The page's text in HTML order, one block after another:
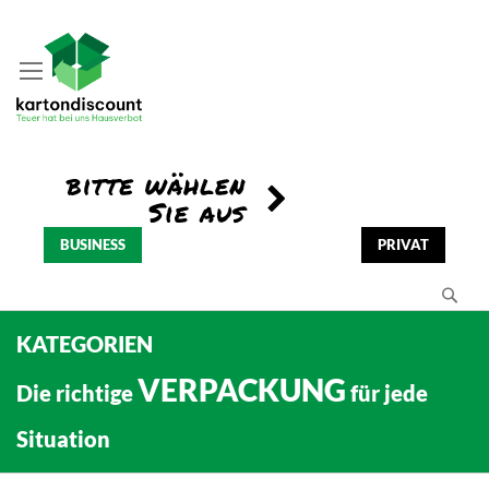
BUSINESS PRIVAT
KATEGORIEN
Die richtigeVERPACKUNG für jede
Situation